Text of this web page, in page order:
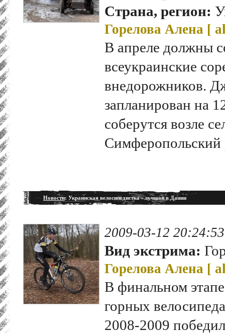
Страна, регион:
Горелова Алена [
В апреле должны
всеукраинские
внедорожников.
запланирован на
соберутся возле
Новости: Украинская велосипедистка - лучшая в Дании
2009-03-12 20:24:53
Вид экстрима:
Горелова Алена [
В финальном
горных
2008-2009